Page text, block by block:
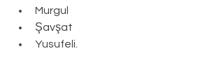
Murgul
Şavşat
Yusufeli.